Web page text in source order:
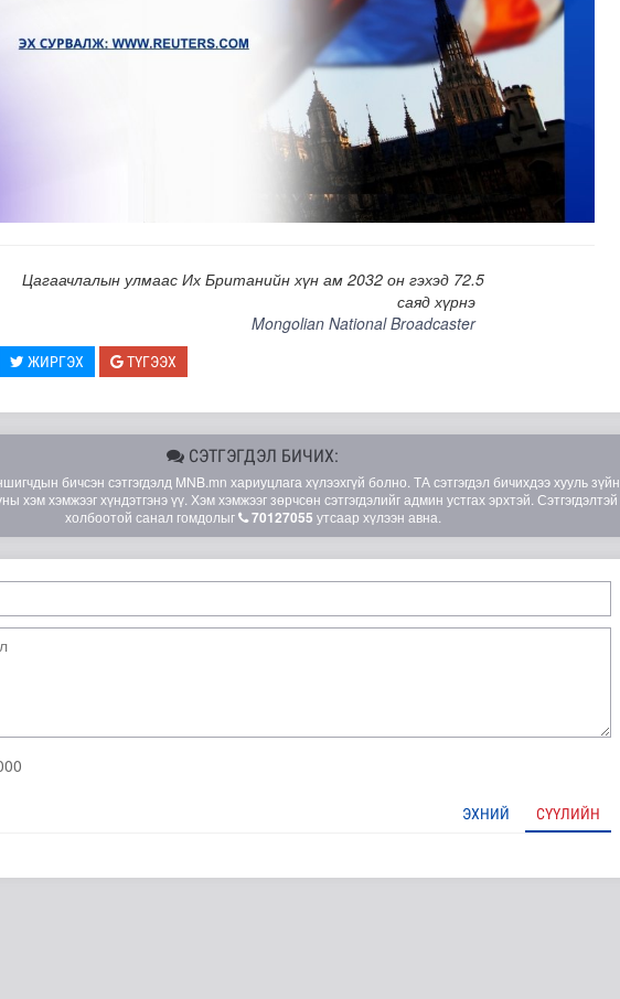
Цагаачлалын улмаас Их Британийн хүн ам 2032 он гэхэд 72.5
саяд хүрнэ
Mongolian National Broadcaster
ЖИРГЭХ ТҮГЭЭХ
СЭТГЭГДЭЛ БИЧИХ:
бичсэн сэтгэгдэлд MNB.mn хариуцлага хүлээхгүй болно. ТА сэтгэгдэл бичихдээ хууль зүйн
хэм хэмжээг хүндэтгэнэ үү. Хэм хэмжээг зөрчсөн сэтгэгдэлийг админ устгах эрхтэй. Сэтгэгдэлтэй
холбоотой санал гомдолыг
70127055 утсаар хүлээн авна.
ЭХНИЙ СҮҮЛИЙН